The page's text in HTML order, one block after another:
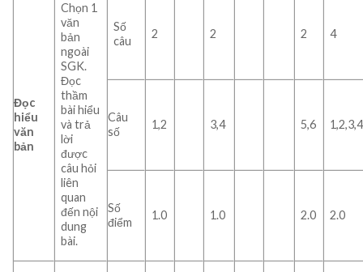
Đọc
hiểu
văn
bản
Chọn 1
văn
bản
ngoài
SGK.
Đọc
thầm
bài hiểu
và trả
lời
được
câu hỏi
liên
quan
đến nội
dung
bài.
Số
câu
2 2 2 4
Câu
số
1,2 3,4 5,6 1,2,3,4
Số
điểm
1.0 1.0 2.0 2.0